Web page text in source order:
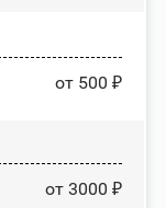
от 500 ₽
от 3000 ₽